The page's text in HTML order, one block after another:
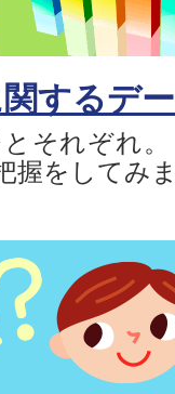
するデ
それぞれ
握をしてみ